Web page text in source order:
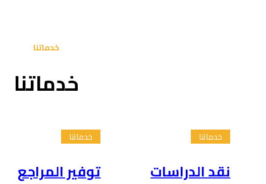
خدماتنا
خدماتنا
خدماتنا
نقد الدراسات
خدماتنا
توفير المراجع